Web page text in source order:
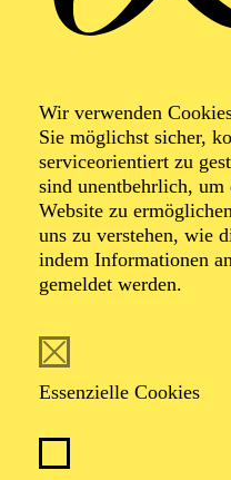
Wir verwenden
Sie möglichst sicher,
serviceorientiert zu
sind unentbehrlich,
Website zu
uns zu verstehen, wie
indem Informationen
gemeldet werden.
Essenzielle Cookies
Ein
Musical-Revue von
EINE
BEATLES BIS